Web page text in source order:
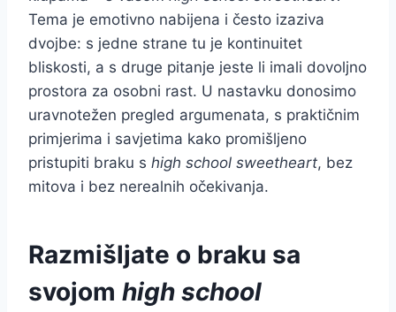
Tema je emotivno nabijena i često izaziva
dvojbe: s jedne strane tu je kontinuitet
bliskosti, a s druge pitanje jeste li imali dovoljno
prostora za osobni rast. U nastavku donosimo
uravnotežen pregled argumenata, s praktičnim
primjerima i savjetima kako promišljeno
pristupiti braku s high school sweetheart, bez
mitova i bez nerealnih očekivanja.
Razmišljate o braku sa
svojom high school